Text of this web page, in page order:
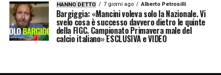
HANNO DETTO 7 giorni ago Alberto Petrosilli
Bargiggia: «Mancini voleva solo la Nazionale. Vi
svelo cosa è successo davvero dietro le quinte
della FIGC. Campionato Primavera male del
calcio italiano» ESCLUSIVA e VIDEO